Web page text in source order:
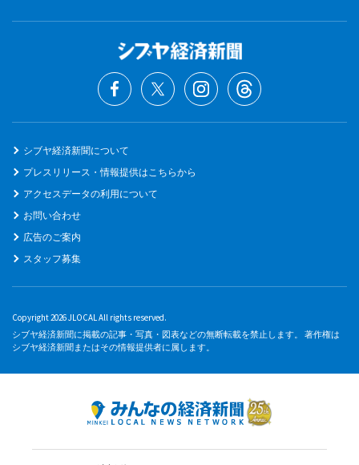
シブヤ経済新聞について
プレスリリース・情報提供はこちらから
アクセスデータの利用について
お問い合わせ
広告のご案内
スタッフ募集
Copyright 2026 JLOCAL All rights reserved.
シブヤ経済新聞に掲載の記事・写真・図表などの無断転載を禁止します。 著作権は
シブヤ経済新聞またはその情報提供者に属します。